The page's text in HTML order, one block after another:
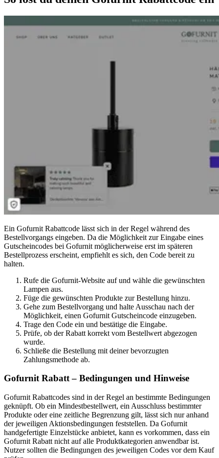
Ein Gofurnit Rabattcode lässt sich in der Regel während des
Bestellvorgangs eingeben. Da die Möglichkeit zur Eingabe eines
Gutscheincodes bei Gofurnit möglicherweise erst im späteren
Bestellprozess erscheint, empfiehlt es sich, den Code bereit zu
halten.
Rufe die Gofurnit-Website auf und wähle die gewünschten
Lampen aus.
Füge die gewünschten Produkte zur Bestellung hinzu.
Gehe zum Bestellvorgang und halte Ausschau nach der
Möglichkeit, einen Gofurnit Gutscheincode einzugeben.
Trage den Code ein und bestätige die Eingabe.
Prüfe, ob der Rabatt korrekt vom Bestellwert abgezogen
wurde.
Schließe die Bestellung mit deiner bevorzugten
Zahlungsmethode ab.
Gofurnit Rabatt – Bedingungen und Hinweise
Gofurnit Rabattcodes sind in der Regel an bestimmte Bedingungen
geknüpft. Ob ein Mindestbestellwert, ein Ausschluss bestimmter
Produkte oder eine zeitliche Begrenzung gilt, lässt sich nur anhand
der jeweiligen Aktionsbedingungen feststellen. Da Gofurnit
handgefertigte Einzelstücke anbietet, kann es vorkommen, dass ein
Gofurnit Rabatt nicht auf alle Produktkategorien anwendbar ist.
Nutzer sollten die Bedingungen des jeweiligen Codes vor dem Kauf